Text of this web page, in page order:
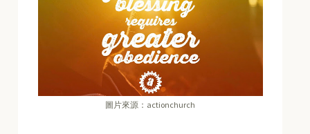
圖片來源：actionchurch